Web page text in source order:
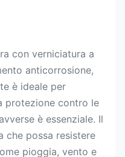
con verniciatura a
anticorrosione,
è ideale per
protezione contro le
è essenziale. Il
che possa resistere
pioggia, vento e